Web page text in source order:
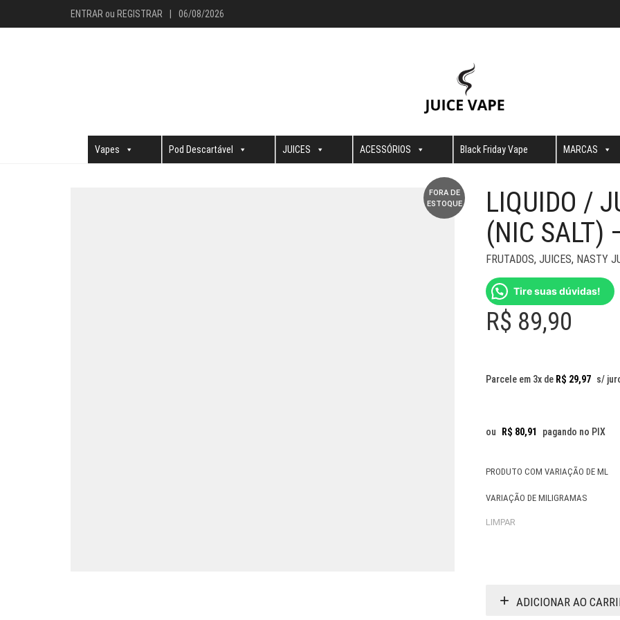
ENTRAR ou REGISTRAR 06/08/2026
Vapes Pod Descartável JUICES ACESSÓRIOS Black Friday Vape MARCAS
FORA DE
ESTOQUE
LIQUIDO /
(NIC SALT)
FRUTADOS, JUICES, NASTY
Tire suas dúvidas!
R$ 89,90
Parcele em 3x de R$ 29,97 s/
ou R$ 80,91 pagando no PIX
PRODUTO COM VARIAÇÃO DE ML
VARIAÇÃO DE MILIGRAMAS
LIMPAR
ADICIONAR AO